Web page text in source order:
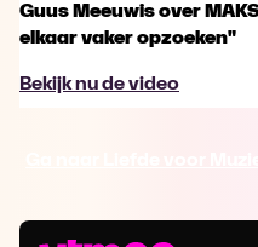
Guus Meeuwis over
elkaar vaker opzoeken"
Bekijk nu de video